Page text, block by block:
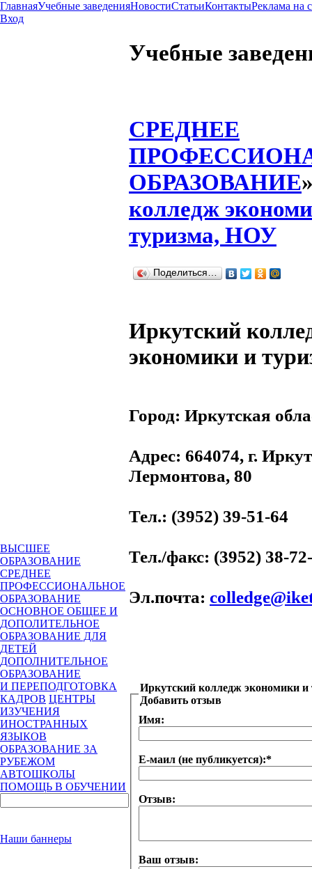
ГлавнаяУчебные заведенияНовостиСтатьиКонтактыРеклама на
Вход
ВЫСШЕЕ
ОБРАЗОВАНИЕ
СРЕДНЕЕ
ПРОФЕССИОНАЛЬНОЕ
ОБРАЗОВАНИЕ
ОСНОВНОЕ ОБЩЕЕ И
ДОПОЛИТЕЛЬНОЕ
ОБРАЗОВАНИЕ ДЛЯ
ДЕТЕЙ
ДОПОЛНИТЕЛЬНОЕ
ОБРАЗОВАНИЕ
И ПЕРЕПОДГОТОВКА
КАДРОВ ЦЕНТРЫ
ИЗУЧЕНИЯ
ИНОСТРАННЫХ
ЯЗЫКОВ
ОБРАЗОВАНИЕ ЗА
РУБЕЖОМ
АВТОШКОЛЫ
ПОМОЩЬ В ОБУЧЕНИИ
Наши баннеры
Учебные
СРЕДНЕЕ
ОБРАЗОВАНИЕ
колледж
туризма, НОУ
Поделиться…
Иркутский
экономики и
Город: Иркутская
Адрес: 664074, г.
Лермонтова, 80
Тел.: (3952) 39-51-64
Тел./факс: (3952) 38-
Эл.почта:
Иркутский колледж экономики
Добавить отзыв
Имя:
Е-маил (не публикуется):*
Отзыв:
Ваш отзыв: